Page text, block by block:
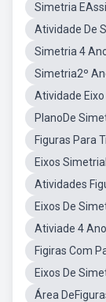
Simetria
Atividade De
Simetria 4
Simetria2º
Atividade
PlanoDe
Figuras Para
Eixos
Atividades
Eixos De
Ativiade 4
Figiras Com
Eixos De
Área